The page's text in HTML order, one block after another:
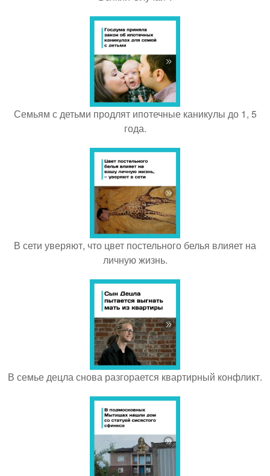
Семьям с детьми продлят ипотечные каникулы до 1, 5
года.
В сети уверяют, что цвет постельного белья влияет на
личную жизнь.
В семье децла снова разгорается квартирный конфликт.